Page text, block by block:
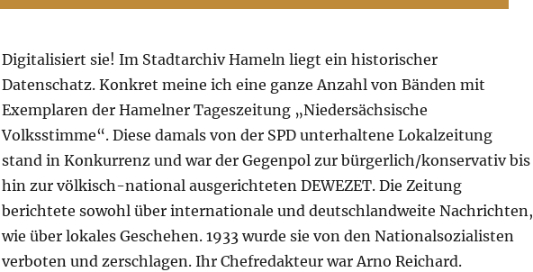
Digitalisiert sie! Im Stadtarchiv Hameln liegt ein historischer
Datenschatz. Konkret meine ich eine ganze Anzahl von Bänden mit
Exemplaren der Hamelner Tageszeitung „Niedersächsische
Volksstimme“. Diese damals von der SPD unterhaltene Lokalzeitung
stand in Konkurrenz und war der Gegenpol zur bürgerlich/konservativ bis
hin zur völkisch-national ausgerichteten DEWEZET. Die Zeitung
berichtete sowohl über internationale und deutschlandweite Nachrichten,
wie über lokales Geschehen. 1933 wurde sie von den Nationalsozialisten
verboten und zerschlagen. Ihr Chefredakteur war Arno Reichard.